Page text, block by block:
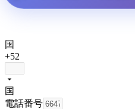
国
+52
国
電話番号